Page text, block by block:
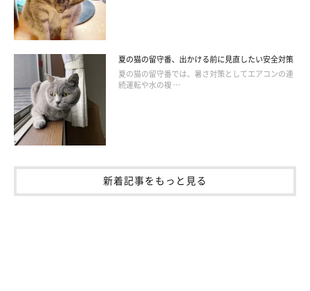
なることがあります。避妊手術をしたあとは、愛猫の体重管理を
徹底しましょう。
手術直後は体調が悪くなる場合がある
全身麻酔や術後の投薬などの影響で、一時的に体調が悪くなる場
合があります。元気がなくなる、呼吸が荒い、うずくまって動か
術後、体調不良が長期間治らないようであれば、早めに動物病院
夏の猫の留守番、出かける前に見直したい安全対策
夏の猫の留守番では、暑さ対策としてエアコンの連
続運転や水の複 …
新着記事をもっと見る